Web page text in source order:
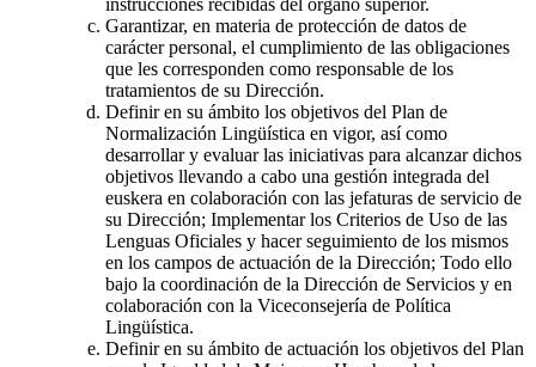
instrucciones recibidas del órgano superior.
Garantizar, en materia de protección de datos de
carácter personal, el cumplimiento de las obligaciones
que les corresponden como responsable de los
tratamientos de su Dirección.
Definir en su ámbito los objetivos del Plan de
Normalización Lingüística en vigor, así como
desarrollar y evaluar las iniciativas para alcanzar dichos
objetivos llevando a cabo una gestión integrada del
euskera en colaboración con las jefaturas de servicio de
su Dirección; Implementar los Criterios de Uso de las
Lenguas Oficiales y hacer seguimiento de los mismos
en los campos de actuación de la Dirección; Todo ello
bajo la coordinación de la Dirección de Servicios y en
colaboración con la Viceconsejería de Política
Lingüística.
Definir en su ámbito de actuación los objetivos del Plan